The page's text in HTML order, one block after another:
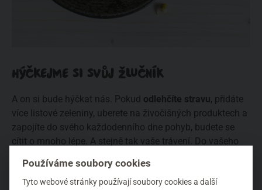
HÝČKEJME SI SVŮJ ŽLUČNÍK
A on si bude hýčkat nás. Pokud odlehčíte stravu, přidáte
více listové zeleniny, uberete na živočišných produktech a
zapojíte do svého každodenního dne pohyb, budete se
cítit o mnoho lépe. A stejně tak vaše trávení. Do vašeho
obsahují ohromné množství vitamínů, minerálních látek a
enzymů podporující trávení. Výborné jsou například
Používáme soubory cookies
Tyto webové stránky používají soubory cookies a další